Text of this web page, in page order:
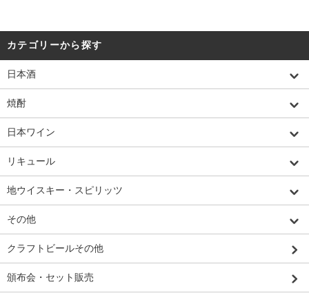
カテゴリーから探す
日本酒
焼酎
日本ワイン
リキュール
地ウイスキー・スピリッツ
その他
クラフトビールその他
頒布会・セット販売